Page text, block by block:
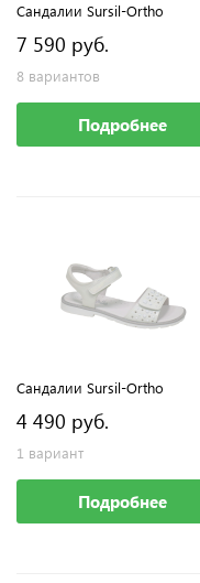
Сандалии Sursil-Ortho
7 590 руб.
8 вариантов
Подробнее
Сандалии Sursil-Ortho
4 490 руб.
1 вариант
Подробнее